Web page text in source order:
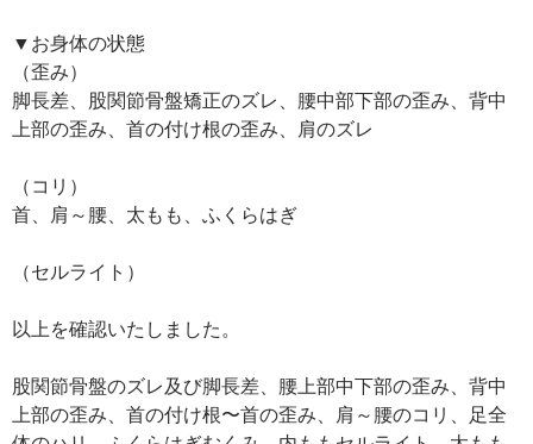
▼お身体の状態
（歪み）
脚長差、股関節骨盤矯正のズレ、腰中部下部の歪み、背中
上部の歪み、首の付け根の歪み、肩のズレ
（コリ）
首、肩～腰、太もも、ふくらはぎ
（セルライト）
以上を確認いたしました。
股関節骨盤のズレ及び脚長差、腰上部中下部の歪み、背中
上部の歪み、首の付け根〜首の歪み、肩～腰のコリ、足全